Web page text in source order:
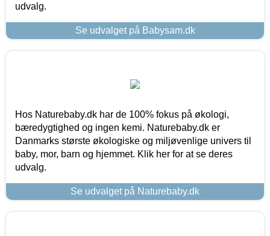
udvalg.
Se udvalget på Babysam.dk
Hos Naturebaby.dk har de 100% fokus på økologi,
bæredygtighed og ingen kemi. Naturebaby.dk er
Danmarks største økologiske og miljøvenlige univers til
baby, mor, barn og hjemmet. Klik her for at se deres
udvalg.
Se udvalget på Naturebaby.dk